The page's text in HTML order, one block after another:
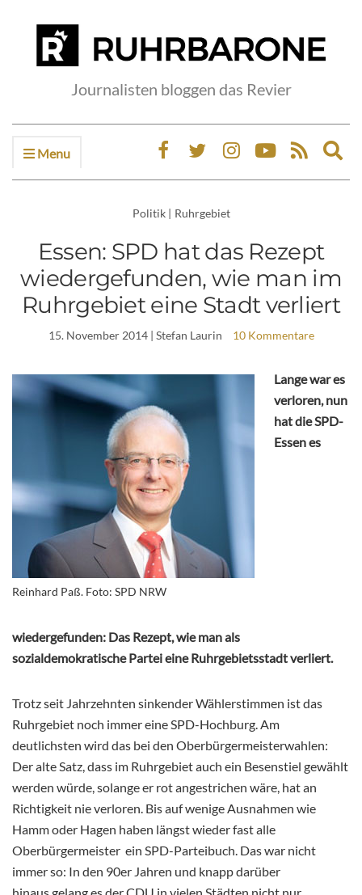
Journalisten bloggen das Revier
Menu
Politik | Ruhrgebiet
Essen: SPD hat das Rezept
wiedergefunden, wie man im
Ruhrgebiet eine Stadt verliert
15. November 2014| Stefan Laurin 10 Kommentare
Reinhard Paß. Foto: SPD NRW
Lange war es
verloren, nun
hat die SPD-
Essen es
wiedergefunden: Das Rezept, wie man als
sozialdemokratische Partei eine Ruhrgebietsstadt verliert.
Trotz seit Jahrzehnten sinkender Wählerstimmen ist das
Ruhrgebiet noch immer eine SPD-Hochburg. Am
deutlichsten wird das bei den Oberbürgermeisterwahlen:
Der alte Satz, dass im Ruhrgebiet auch ein Besenstiel gewählt
werden würde, solange er rot angestrichen wäre, hat an
Richtigkeit nie verloren. Bis auf wenige Ausnahmen wie
Hamm oder Hagen haben längst wieder fast alle
Oberbürgermeister ein SPD-Parteibuch. Das war nicht
immer so: In den 90er Jahren und knapp darüber